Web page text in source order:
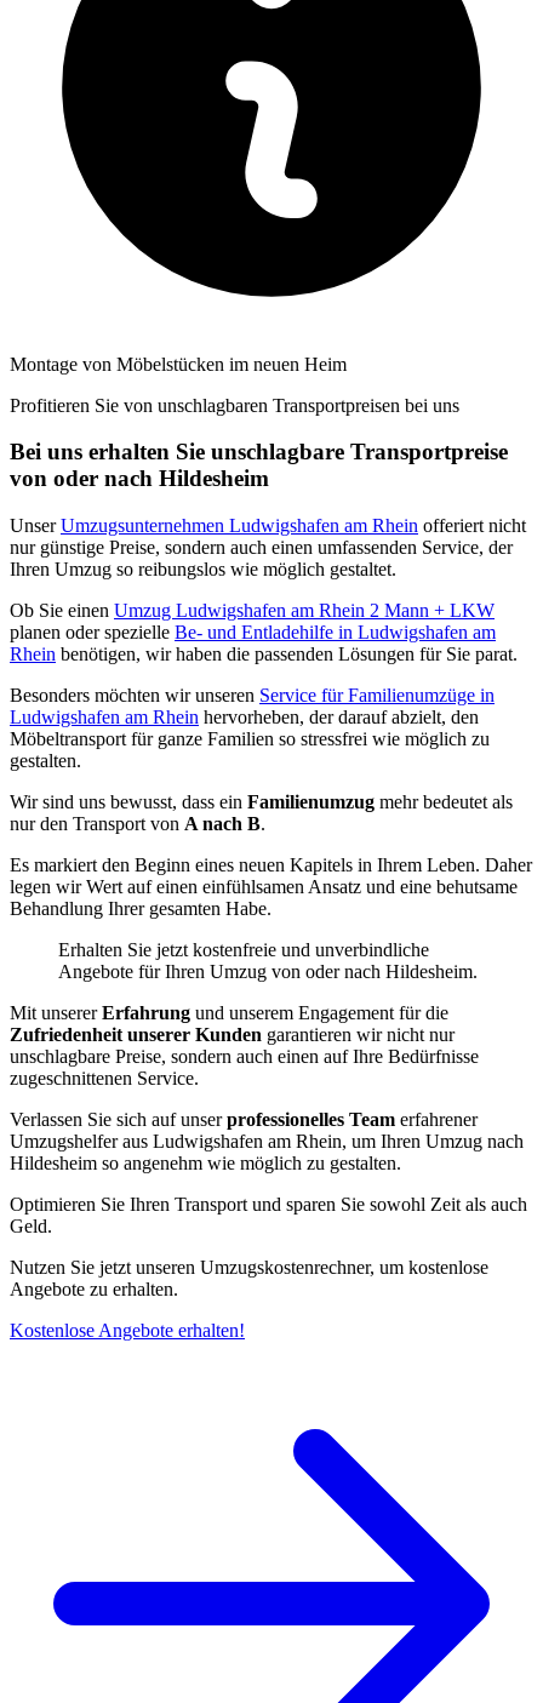
Montage von Möbelstücken im neuen Heim
Profitieren Sie von unschlagbaren Transportpreisen bei uns
Bei uns erhalten Sie unschlagbare Transportpreise
von oder nach Hildesheim
UnserUmzugsunternehmen Ludwigshafen am Rhein offeriert nicht
nur günstige Preise, sondern auch einen umfassenden Service, der
Ihren Umzug so reibungslos wie möglich gestaltet.
Ob Sie einen Umzug Ludwigshafen am Rhein 2 Mann + LKW
planen oder spezielle Be- und Entladehilfe in Ludwigshafen am
Rhein benötigen, wir haben die passenden Lösungen für Sie parat.
Besonders möchten wir unseren Service für Familienumzüge in
Ludwigshafen am Rhein hervorheben, der darauf abzielt, den
Möbeltransport für ganze Familien so stressfrei wie möglich zu
gestalten.
Wir sind uns bewusst, dass ein Familienumzug mehr bedeutet als
nur den Transport von A nach B.
Es markiert den Beginn eines neuen Kapitels in Ihrem Leben. Daher
legen wir Wert auf einen einfühlsamen Ansatz und eine behutsame
Behandlung Ihrer gesamten Habe.
Erhalten Sie jetzt kostenfreie und unverbindliche
Angebote für Ihren Umzug von oder nach Hildesheim.
Mit unsererErfahrung und unserem Engagement für die
Zufriedenheit unserer Kunden garantieren wir nicht nur
unschlagbare Preise, sondern auch einen auf Ihre Bedürfnisse
zugeschnittenen Service.
Verlassen Sie sich auf unserprofessionelles Team erfahrener
Umzugshelfer aus Ludwigshafen am Rhein, um Ihren Umzug nach
Hildesheim so angenehm wie möglich zu gestalten.
Optimieren Sie Ihren Transport und sparen Sie sowohl Zeit als auch
Geld.
Nutzen Sie jetzt unseren Umzugskostenrechner, um kostenlose
Angebote zu erhalten.
Kostenlose Angebote erhalten!